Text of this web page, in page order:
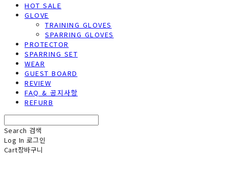
HOT SALE
GLOVE
TRAINING GLOVES
SPARRING GLOVES
PROTECTOR
SPARRING SET
WEAR
GUEST BOARD
REVIEW
FAQ & 공지사항
REFURB
Search 검색
Log In 로그인
Cart장바구니